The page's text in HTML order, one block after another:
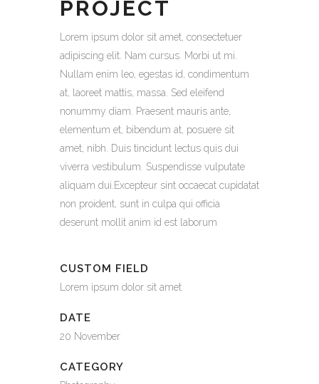
PROJECT
Lorem ipsum dolor sit amet, consectetuer
adipiscing elit. Nam cursus. Morbi ut mi.
Nullam enim leo, egestas id, condimentum
at, laoreet mattis, massa. Sed eleifend
nonummy diam. Praesent mauris ante,
elementum et, bibendum at, posuere sit
amet, nibh. Duis tincidunt lectus quis dui
viverra vestibulum. Suspendisse vulputate
aliquam dui.Excepteur sint occaecat cupidatat
non proident, sunt in culpa qui officia
deserunt mollit anim id est laborum
CUSTOM FIELD
Lorem ipsum dolor sit amet
DATE
20 November
CATEGORY